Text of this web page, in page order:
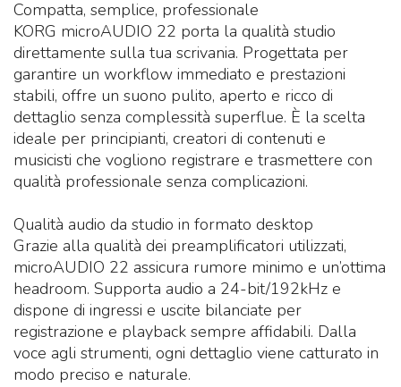
Compatta, semplice, professionale
KORG microAUDIO 22 porta la qualità studio
direttamente sulla tua scrivania. Progettata per
garantire un workflow immediato e prestazioni
stabili, offre un suono pulito, aperto e ricco di
dettaglio senza complessità superflue. È la scelta
ideale per principianti, creatori di contenuti e
musicisti che vogliono registrare e trasmettere con
qualità professionale senza complicazioni.
Qualità audio da studio in formato desktop
Grazie alla qualità dei preamplificatori utilizzati,
microAUDIO 22 assicura rumore minimo e un’ottima
headroom. Supporta audio a 24-bit/192kHz e
dispone di ingressi e uscite bilanciate per
registrazione e playback sempre affidabili. Dalla
voce agli strumenti, ogni dettaglio viene catturato in
modo preciso e naturale.